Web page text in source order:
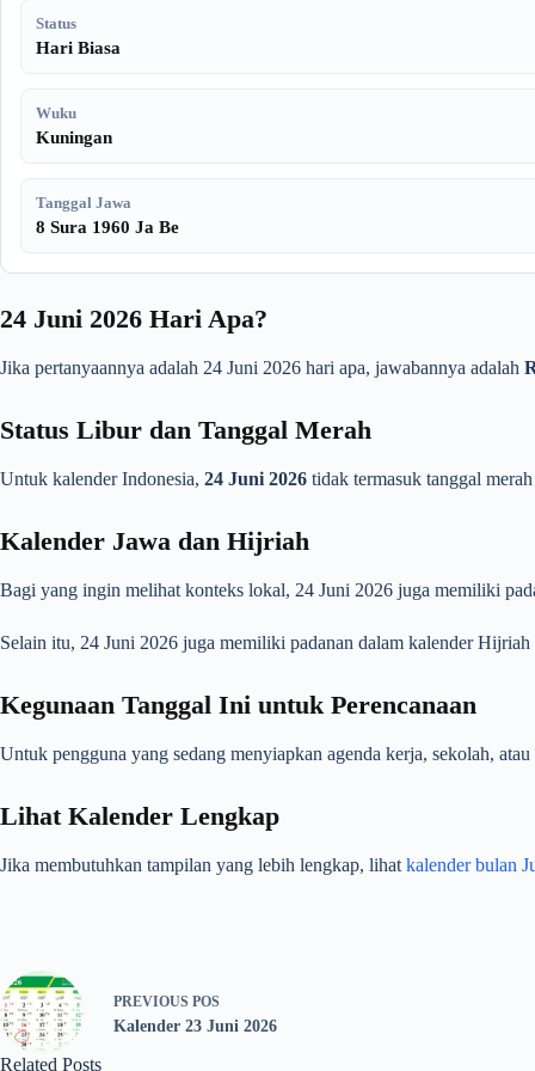
Status
Hari Biasa
Wuku
Kuningan
Tanggal Jawa
8 Sura 1960 Ja Be
24 Juni 2026 Hari Apa?
Jika pertanyaannya adalah 24 Juni 2026 hari apa, jawabannya adalah
Status Libur dan Tanggal Merah
Untuk kalender Indonesia, 24 Juni 2026 tidak termasuk tanggal
Kalender Jawa dan Hijriah
Bagi yang ingin melihat konteks lokal, 24 Juni 2026 juga memiliki
Selain itu, 24 Juni 2026 juga memiliki padanan dalam kalender
Kegunaan Tanggal Ini untuk Perencanaan
Untuk pengguna yang sedang menyiapkan agenda kerja, sekolah,
Lihat Kalender Lengkap
Jika membutuhkan tampilan yang lebih lengkap, lihat kalender bulan
PREVIOUS POS
Kalender 23 Juni 2026
Related Posts